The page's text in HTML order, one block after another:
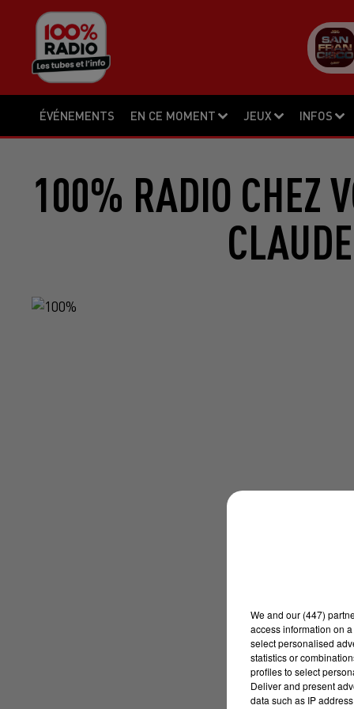
ÉVÉNEMENTS EN CE MOMENT JEUX INFOS
100% RADIO CHEZ
We and our (447)
access information on
select personalised
statistics or
profiles to select
Deliver and present
data such as IP